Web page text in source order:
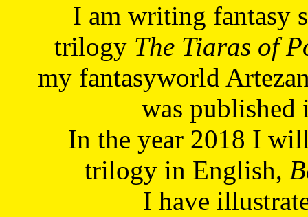
I am writing fantasy
trilogy The Tiaras of
my fantasyworld
was published
In the year 2018 I
trilogy in English,
I have